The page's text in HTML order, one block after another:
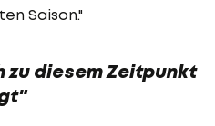
Saison."
zu diesem Zeitpunkt